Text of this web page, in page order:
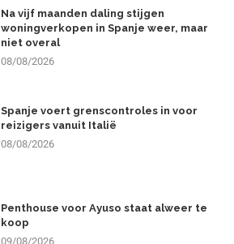
Na vijf maanden daling stijgen
woningverkopen in Spanje weer, maar
niet overal
08/08/2026
Spanje voert grenscontroles in voor
reizigers vanuit Italië
08/08/2026
Penthouse voor Ayuso staat alweer te
koop
09/08/2026